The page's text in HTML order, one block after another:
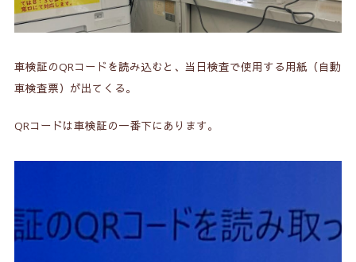
車検証のQRコードを読み込むと、当日検査で使用する用紙（自動
車検査票）が出てくる。
QRコードは車検証の一番下にあります。